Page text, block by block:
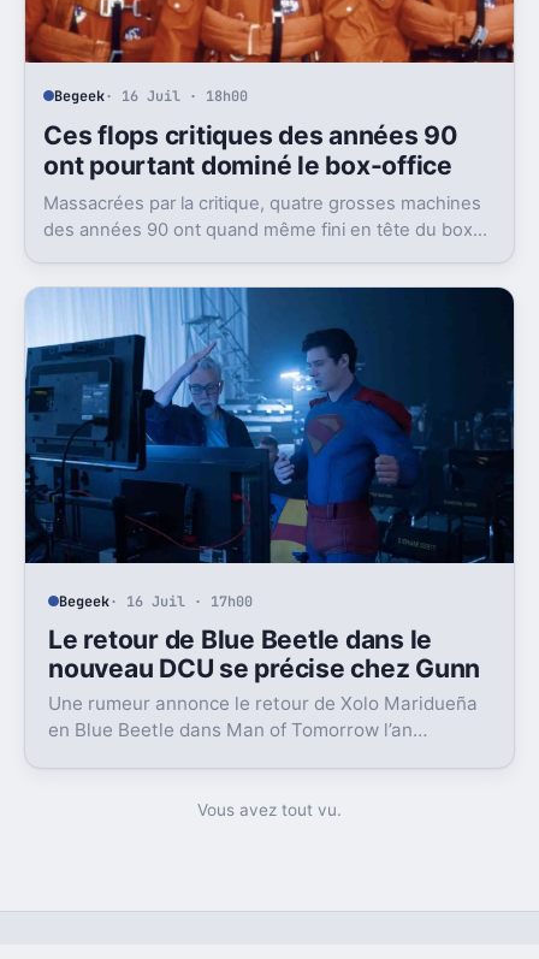
Begeek· 16 Juil · 18h00
Ces flops critiques des années 90
ont pourtant dominé le box-office
Massacrées par la critique, quatre grosses machines
des années 90 ont quand même fini en tête du box-
Begeek· 16 Juil · 17h00
Le retour de Blue Beetle dans le
nouveau DCU se précise chez Gunn
Une rumeur annonce le retour de Xolo Maridueña
en Blue Beetle dans Man of Tomorrow l’an